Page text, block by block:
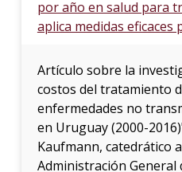
por año en salud para
aplica medidas eficaces
Artículo sobre la
costos del tratamiento
enfermedades no
en Uruguay (2000-
Kaufmann, catedrático
Administración General